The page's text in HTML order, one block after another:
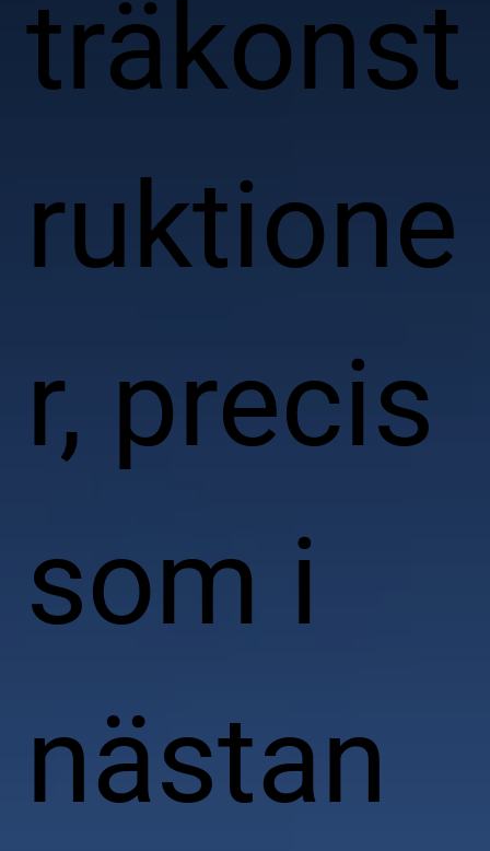
träkonst
ruktione
r, precis
som i
nästan